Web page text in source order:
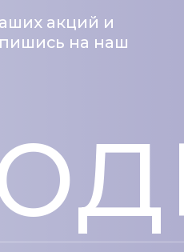
акций и
на наш